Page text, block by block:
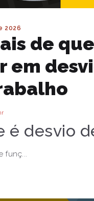
2026
de
em
é desvio
funç...